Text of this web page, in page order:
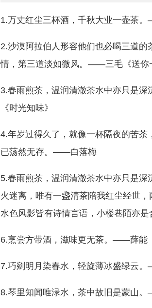
1.万丈红尘三杯酒，千秋大业一壶茶
2.沙漠阿拉伯人形容他们也必喝三道
情，第三道淡如微风。——三毛《送你
3.春雨煎茶，温润清澈茶水中亦只是
《时光知味》
4.年岁过得久了，就像一杯隔夜的苦
已荡然无存。——白落梅
5.春雨煎茶，温润清澈茶水中亦只是
火迷离，唯有一盏清茶陪我红尘经世
水色风影皆有诗情言语，小楼巷陌亦
6.烹尝方带酒，滋味更无茶。——薛能
7.巧剜明月染春水，轻旋薄冰盛绿云
8.琴里知闻唯渌水，茶中故旧是蒙山